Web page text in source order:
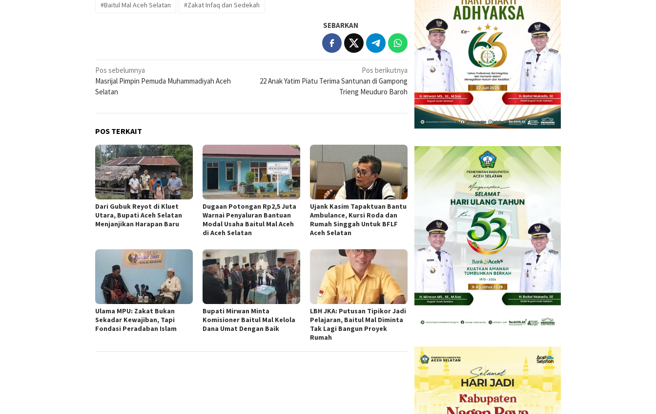
#Baitul Mal Aceh Selatan #Zakat Infaq dan Sedekah
SEBARKAN
Navigasi
pos
Pos sebelumnya
Masrijal Pimpin Pemuda Muhammadiyah Aceh
Selatan
Pos berikutnya
22 Anak Yatim Piatu Terima Santunan di Gampong
Trieng Meuduro Baroh
POS TERKAIT
Dari Gubuk Reyot di Kluet
Utara, Bupati Aceh Selatan
Menjanjikan Harapan Baru
Dugaan Potongan Rp2,5 Juta
Warnai Penyaluran Bantuan
Modal Usaha Baitul Mal Aceh
di Aceh Selatan
Ujank Kasim Tapaktuan Bantu
Ambulance, Kursi Roda dan
Rumah Singgah Untuk BFLF
Aceh Selatan
Ulama MPU: Zakat Bukan
Sekadar Kewajiban, Tapi
Fondasi Peradaban Islam
Bupati Mirwan Minta
Komisioner Baitul Mal Kelola
Dana Umat Dengan Baik
LBH JKA: Putusan Tipikor Jadi
Pelajaran, Baitul Mal Diminta
Tak Lagi Bangun Proyek
Rumah